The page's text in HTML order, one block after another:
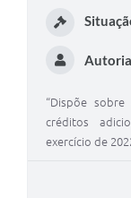
“Dispõe
créditos
exercício de